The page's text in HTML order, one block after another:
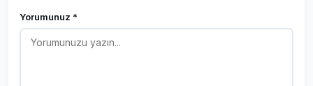
Yorumunuz *